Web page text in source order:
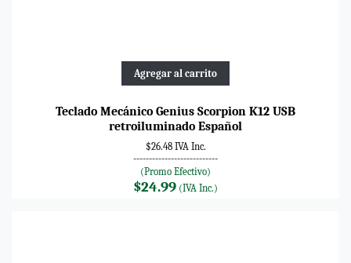
Agregar al carrito
Teclado Mecánico Genius Scorpion K12 USB
retroiluminado Español
$26.48 IVA Inc.
---------------------------
(Promo Efectivo)
$24.99 (IVA Inc.)